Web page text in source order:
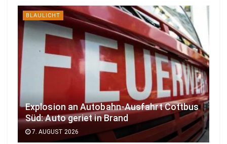
BLAULICHT
Explosion an Autobahn-Ausfahrt Cottbus
Süd: Auto geriet in Brand
7. AUGUST 2026